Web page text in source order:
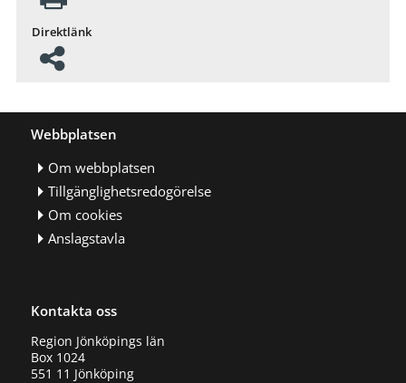
Direktlänk
Webbplatsen
Om webbplatsen
Tillgänglighetsredogörelse
Om cookies
Anslagstavla
Kontakta oss
Region Jönköpings län
Box 1024
551 11 Jönköping